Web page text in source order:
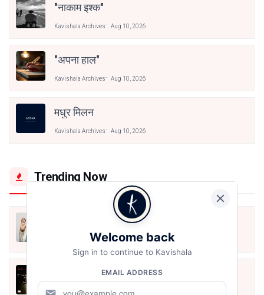
"नाकाम इश्क"
Kavishala Archives Aug 10, 2026
"अपना हाल"
Kavishala Archives Aug 10, 2026
मधुर मिलन
Kavishala Archives Aug 10, 2026
Trending Now
Jun 16, 2020
अंतिम ऊँचाई - कुँवर नारायण | Stay Home
Stay Safe | TVF's Aspirants
May 8, 2021
Welcome back
Sign in to continue to Kavishala
EMAIL ADDRESS